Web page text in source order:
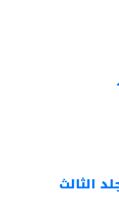
الثالث